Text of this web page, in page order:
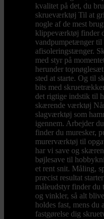
kvalitet på det, du
skrueværktøj Til at
nogle af de mest
klippeværktøj finder
vandpumpetænger
afisoleringstænger.
med styr på
herunder
sted at starte. Og til
bits med
det rigtige indstik til
skærende værktøj
slagværktøj som
igennem. Arbejder
finder du muresker,
murerværktøj til
har vi save og
bøjlesave til
et rent snit. Måling,
præcist resultat
måleudstyr finder du
og vinkler, så alt
holdes fast, mens du
fastgørelse dig